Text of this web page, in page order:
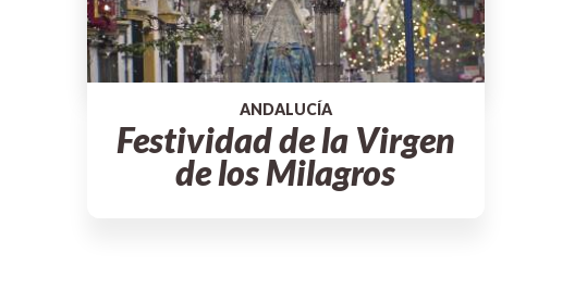
ANDALUCÍA
Festividad de la Virgen
de los Milagros